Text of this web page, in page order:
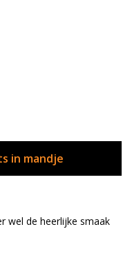
wel de heerlijke smaak
in mandje